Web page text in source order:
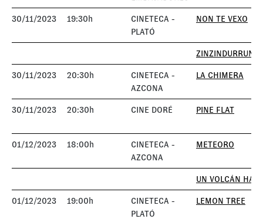
30/11/2023 19:30h
CINETECA -
PLATÓ
NON TE VEXO
30/11/2023 20:30h
CINETECA -
AZCONA
LA CHIMERA
30/11/2023 20:30h CINE DORÉ PINE FLAT
01/12/2023 18:00h
CINETECA -
AZCONA
METEORO
UN VOLCÁN
01/12/2023 19:00h
CINETECA -
PLATÓ
LEMON TREE